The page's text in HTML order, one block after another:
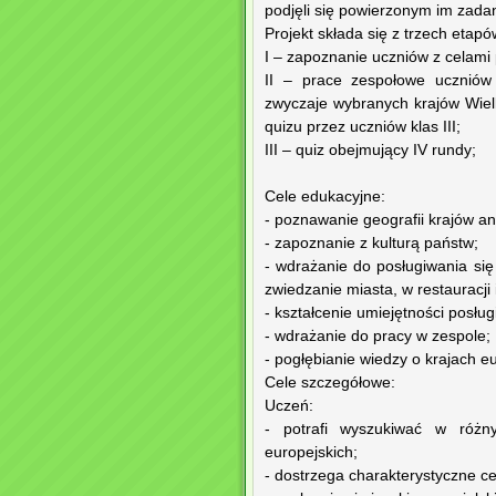
podjęli się powierzonym im
Projekt składa się z trzech
I – zapoznanie uczniów z
II – prace zespołowe
zwyczaje wybranych krajów
quizu przez uczniów klas III;
III – quiz obejmujący IV rundy;
Cele edukacyjne:
- poznawanie geografii krajów
- zapoznanie z kulturą państw;
- wdrażanie do posługiwania
zwiedzanie miasta, w restauracji
- kształcenie umiejętności
- wdrażanie do pracy w zespole;
- pogłębianie wiedzy o krajach
Cele szczegółowe:
Uczeń:
- potrafi wyszukiwać w
europejskich;
- dostrzega charakterystyczne